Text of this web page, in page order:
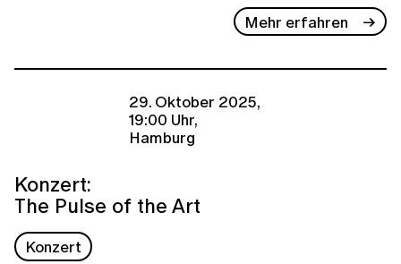
Mehr erfahren
29. Oktober 2025,
19:00 Uhr,
Hamburg
Konzert:
The Pulse of the Art
Konzert